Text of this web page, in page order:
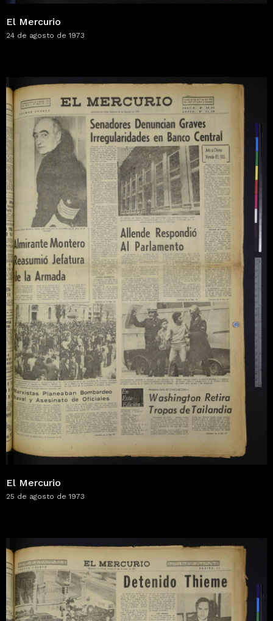
El Mercurio
24 de agosto de 1973
El Mercurio
25 de agosto de 1973